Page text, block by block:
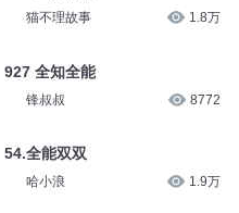
猫不理故事 1.8万
927 全知全能
锋叔叔 8772
54.全能双双
哈小浪 1.9万